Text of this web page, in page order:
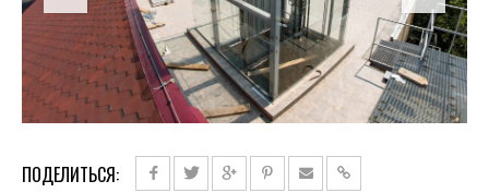
ПОДЕЛИТЬСЯ: